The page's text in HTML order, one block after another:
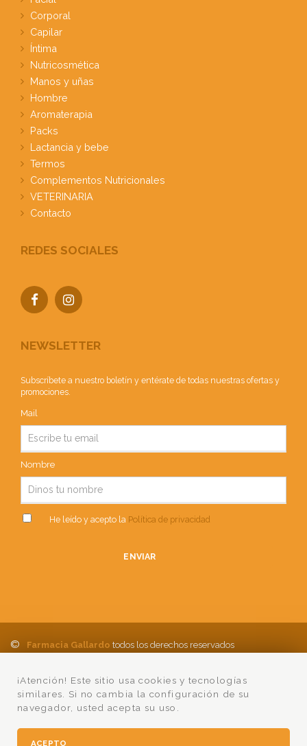
¡Atención! Este sitio usa cookies y tecnologías
similares. Si no cambia la configuración de su
navegador, usted acepta su uso.
ACEPTO
Corporal
Capilar
Íntima
Nutricosmética
Manos y uñas
Hombre
Aromaterapia
Packs
Lactancia y bebe
Termos
Complementos Nutricionales
VETERINARIA
Contacto
REDES SOCIALES
NEWSLETTER
Subscríbete a nuestro boletín y entérate de todas nuestras ofertas y
promociones.
Mail
Nombre
He leído y acepto la Política de privacidad
ENVIAR
© Farmacia Gallardo todos los derechos reservados
Condiciones Compra
Lumedia